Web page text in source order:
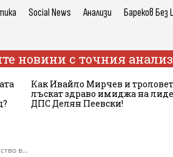
Social News Анализи Бареков Без
новини с точния
Как Ивайло Мирчев и
лъскат здраво имиджа на
ДПС Делян Пеевски!
в...